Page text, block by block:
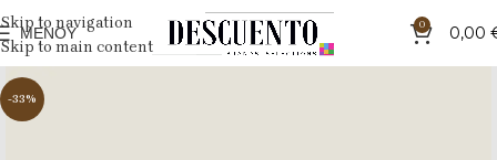
Skip to navigation
Skip to main content
ΜΕΝΟΎ 0 0,00
-33%